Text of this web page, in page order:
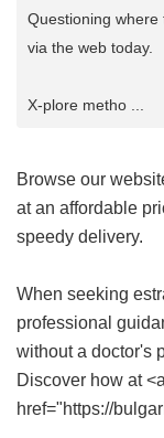
Questioning
via the web today.
X-plore metho ...
Browse our
at an affordable
speedy delivery.
When seeking
professional
without a doctor's
Discover how at <a
href="https://